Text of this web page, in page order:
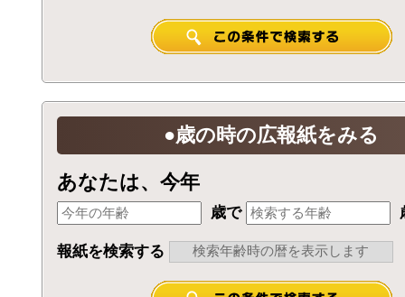
●歳の時の広報紙をみる
あなたは、今年
歳で
報紙を検索する